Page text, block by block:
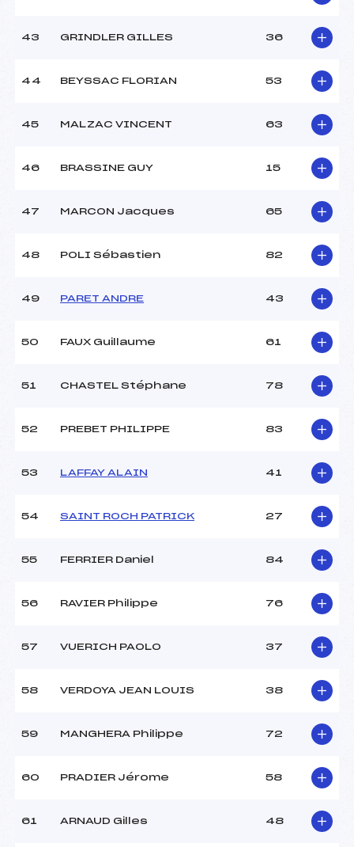
43 GRINDLER GILLES 36
44 BEYSSAC FLORIAN 53
45 MALZAC VINCENT 63
46 BRASSINE GUY 15
47 MARCON Jacques 65
48 POLI Sébastien 82
49 PARET ANDRE 43
50 FAUX Guillaume 61
51 CHASTEL Stéphane 78
52 PREBET PHILIPPE 83
53 LAFFAY ALAIN 41
54 SAINT ROCH PATRICK 27
55 FERRIER Daniel 84
56 RAVIER Philippe 76
57 VUERICH PAOLO 37
58 VERDOYA JEAN LOUIS 38
59 MANGHERA Philippe 72
60 PRADIER Jérome 58
61 ARNAUD Gilles 48